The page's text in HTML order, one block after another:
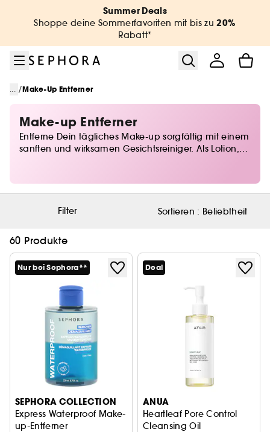
Summer Deals
Shoppe deine Sommerfavoriten mit bis zu20%
Rabatt*
... /Make-Up Entferner
Make-up Entferner
Entferne Dein tägliches Make-up sorgfältig mit einem
sanften und wirksamen Gesichtsreiniger. Als Lotion,
einen echten Moment des Wohlbefindens und eine
glatte Haut zu garantieren.Entdecke die Sephora-
Auswahl der besten Gesichtsreiniger!
Filter Sortieren : Beliebtheit
60 Produkte
Nur bei Sephora**
SEPHORA COLLECTION
Express Waterproof Make-
up-Entferner
Deal
ANUA
Heartleaf Pore Control
Cleansing Oil